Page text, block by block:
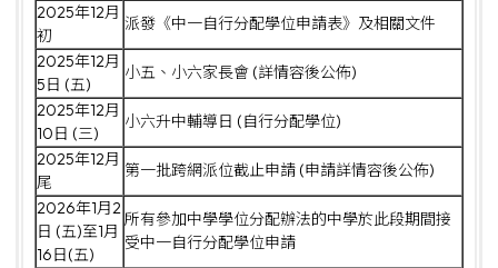
2025年12月
初
派發《中一自行分配學位申請表》及相關文件
2025年12月
5日 (五)
小五、小六家長會 (詳情容後公佈)
2025年12月
10日 (三)
小六升中輔導日 (自行分配學位)
2025年12月
尾
第一批跨網派位截止申請 (申請詳情容後公佈)
2026年1月2
日 (五)至1月
16日(五)
所有參加中學學位分配辦法的中學於此段期間接
受中一自行分配學位申請